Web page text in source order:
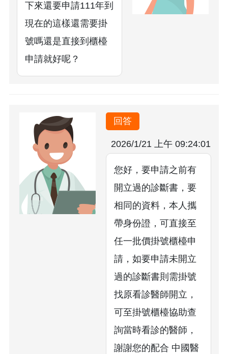
下來還要申請111年到
現在的這樣還需要掛
號嗎還是直接到櫃檯
申請就好呢？
回答
2026/1/21 上午 09:24:01
您好，要申請之前有
開立過的診斷書，要
相同的資料，本人攜
帶身份證，可直接至
任一批價掛號櫃檯申
請，如要申請未開立
過的診斷書則需掛號
找原看診醫師開立，
可至掛號櫃檯協助查
詢當時看診的醫師，
謝謝您的配合 中國醫